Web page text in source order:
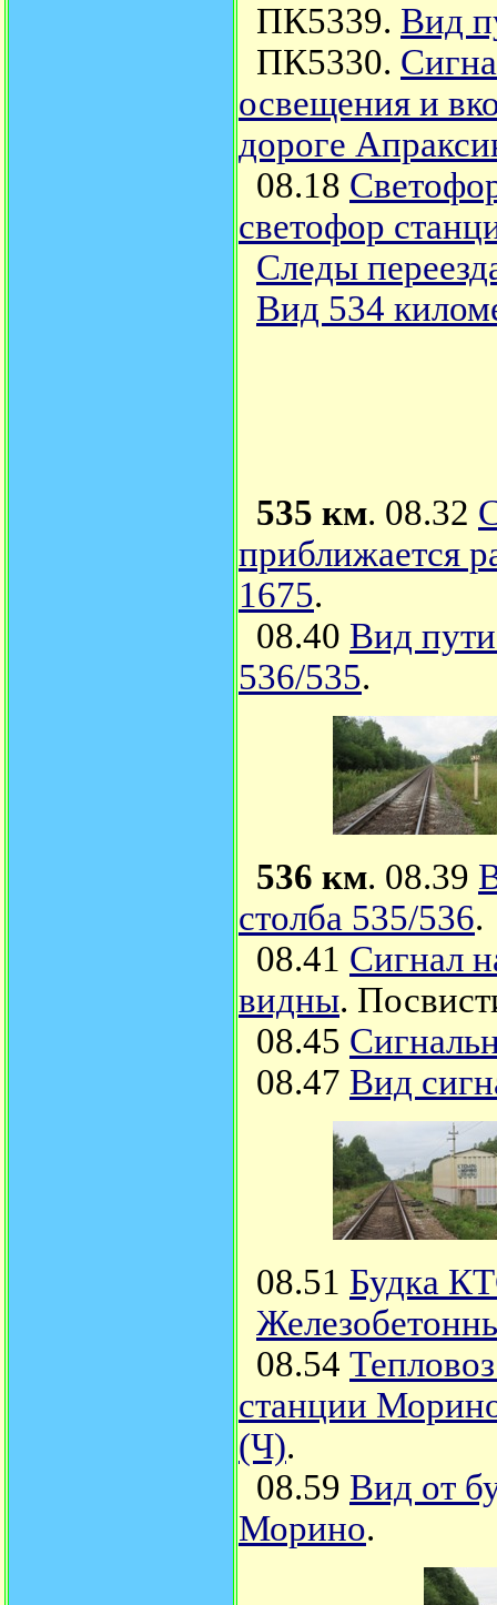
ПК5339. Вид
ПК5330.
освещения и
дороге
08.18
светофор
Следы
Вид 534
535 км. 08.32
приближается
1675.
08.40 Вид
536/535.
536 км. 08.39
столба 535/536.
08.41 Сигнал
видны.
08.45
08.47 Вид
08.51 Будка
08.54
станции
(Ч).
08.59 Вид от
Морино.